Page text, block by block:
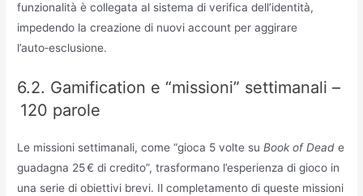
funzionalità è collegata al sistema di verifica dell’identità,
impedendo la creazione di nuovi account per aggirare
l’auto‑esclusione.
6.2. Gamification e “missioni” settimanali –
120 parole
Le missioni settimanali, come “gioca 5 volte suBook of Dead e
guadagna 25 € di credito”, trasformano l’esperienza di gioco in
una serie di obiettivi brevi. Il completamento di queste missioni